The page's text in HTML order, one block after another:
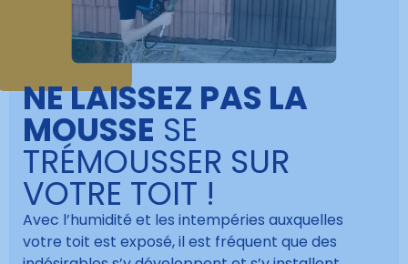
NE LAISSEZ PAS LA
MOUSSE SE
TRÉMOUSSER SUR
VOTRE TOIT !
Avec l’humidité et les intempéries auxquelles
votre toit est exposé, il est fréquent que des